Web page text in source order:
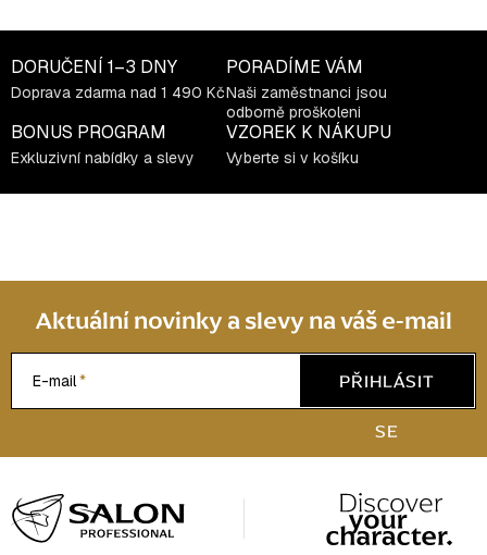
l
d
a
c
í
y
p
s
DORUČENÍ 1–3 DNY
Doprava zdarma nad 1 490 Kč
PORADÍME VÁM
Naši zaměstnanci jsou
odborně proškoleni
BONUS PROGRAM
Exkluzivní nabídky a slevy
VZOREK K NÁKUPU
Vyberte si v košíku
Aktuální novinky a slevy na váš e-mail
E-mail
PŘIHLÁSIT
SE
á
p